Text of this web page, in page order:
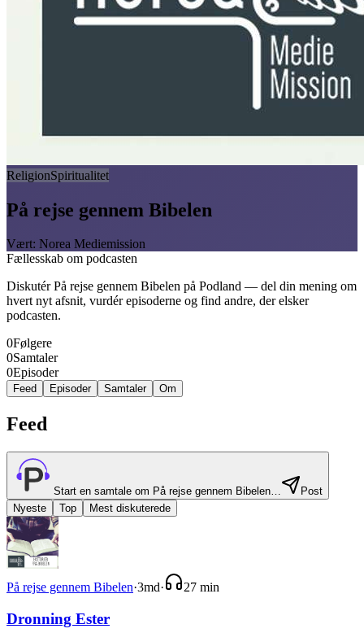
ReligionSpiritualitet
På rejse gennem Bibelen
Vært: Norea Mediemission
Fællesskab om podcasten
DiskutérPå rejse gennem Bibelen på Podland — del din mening om
hvert nyt afsnit, vurdér episoderne og find andre, der elsker
podcasten.
0Følgere
0Samtaler
0Episoder
Feed Episoder Samtaler Om
Feed
Start en samtale om På rejse gennem Bibelen…
Post
Nyeste
Top Mest diskuterede
På rejse gennem Bibelen·3md· 27 min
Dronning Ester